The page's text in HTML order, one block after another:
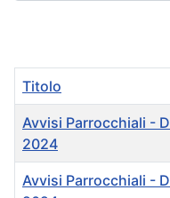
Titolo
Avvisi Parrocchiali -
2024
Avvisi Parrocchiali -